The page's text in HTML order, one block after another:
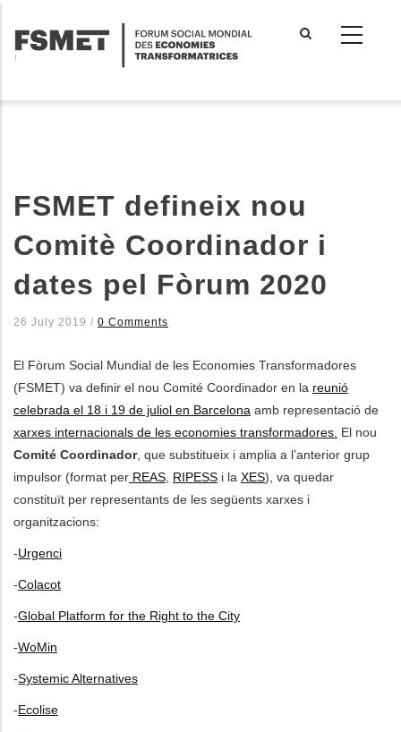
contenu
actions supplémentaires
FSMET defineix nou
Comitè Coordinador i
dates pel Fòrum 2020
26 July 2019 / 0 Comments
El Fòrum Social Mundial de les Economies Transformadores
(FSMET) va definir el nou Comité Coordinador en la reunió
celebrada el 18 i 19 de juliol en Barcelona amb representació de
xarxes internacionals de les economies transformadores. El nou
Comité Coordinador, que substitueix i amplia a l’anterior grup
impulsor (format per REAS RIPESS i la XES), va quedar
constituït per representants de les següents xarxes i
organitzacions:
-Urgenci
-Colacot
-Global Platform for the Right to the City
-WoMin
-Systemic Alternatives
-Ecolise